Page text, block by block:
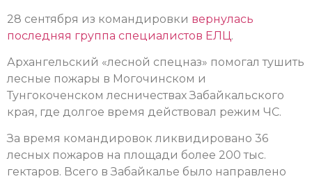
28 сентября из командировки вернулась
последняя группа специалистов ЕЛЦ.
Архангельский «лесной спецназ» помогал тушить
лесные пожары в Могочинском и
Тунгокоченском лесничествах Забайкальского
края, где долгое время действовал режим ЧС.
За время командировок ликвидировано 36
лесных пожаров на площади более 200 тыс.
гектаров. Всего в Забайкалье было направлено